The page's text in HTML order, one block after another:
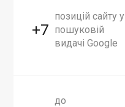
+7
позицій сайту у
пошуковій
видачі Google
до